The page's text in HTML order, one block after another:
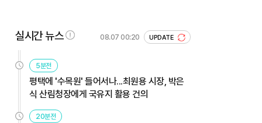
실시간 뉴스 08.07 00:20 UPDATE
5분전
평택에 '수목원' 들어서나...최원용 시장, 박은
식 산림청장에게 국유지 활용 건의
20분전